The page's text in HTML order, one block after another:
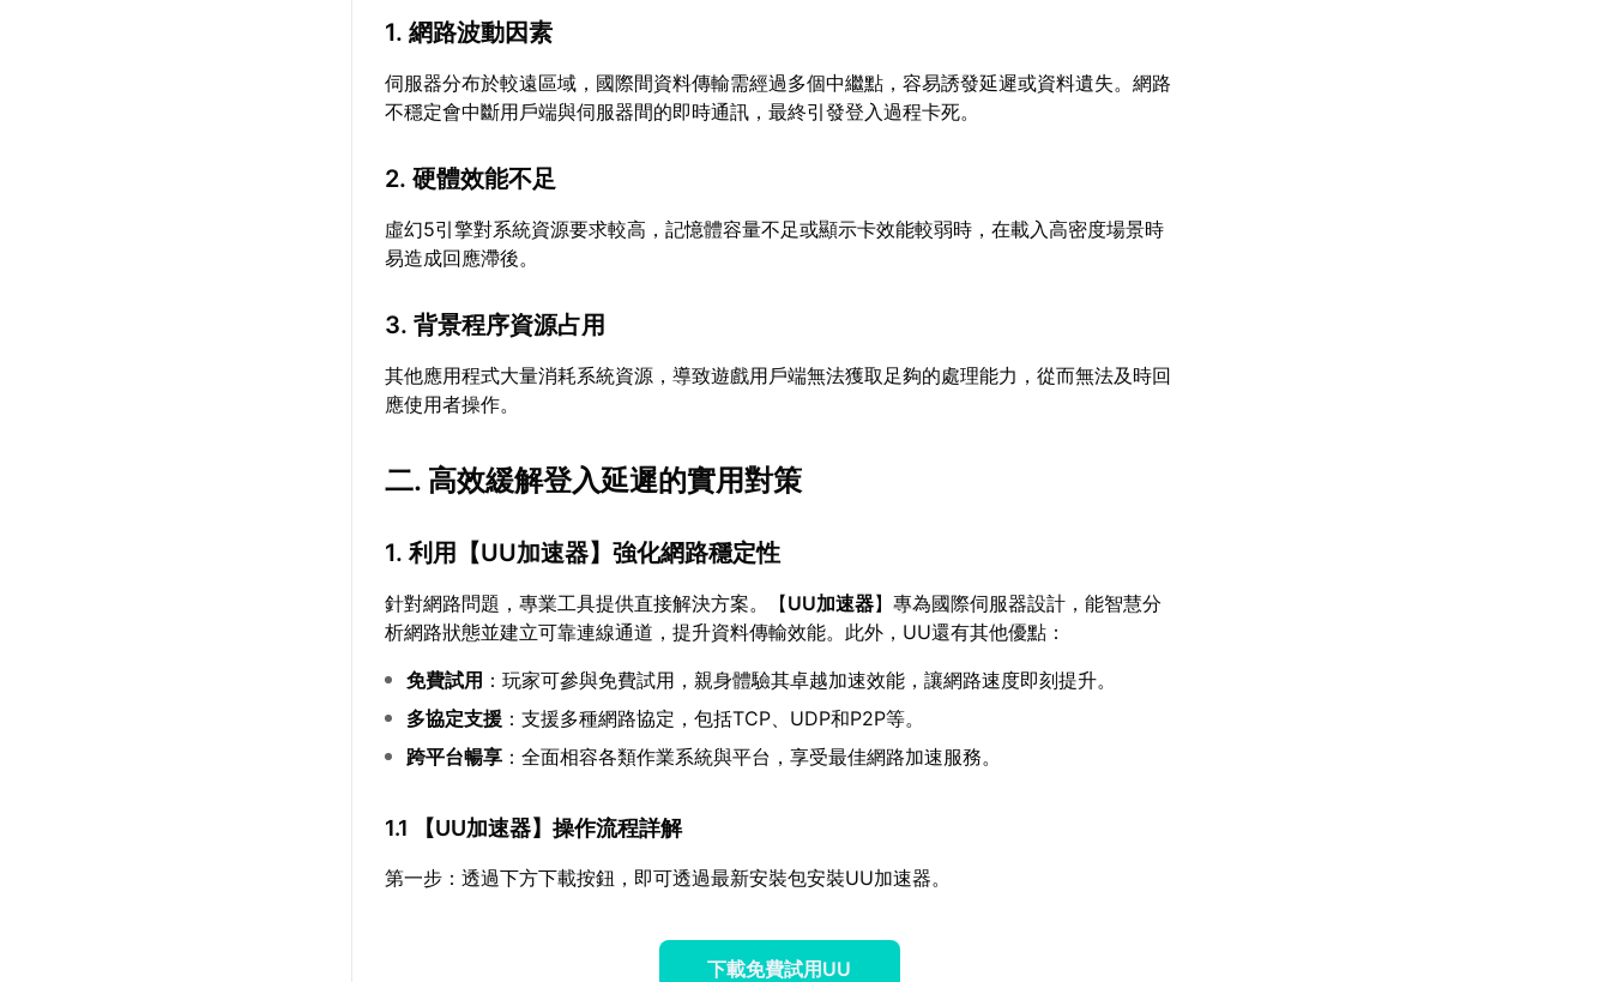
1. 網路波動因素
伺服器分布於較遠區域，國際間資料傳輸需經過多個中繼點，容易誘發延遲或資料遺失。網路
不穩定會中斷用戶端與伺服器間的即時通訊，最終引發登入過程卡死。
2. 硬體效能不足
虛幻5引擎對系統資源要求較高，記憶體容量不足或顯示卡效能較弱時，在載入高密度場景時
易造成回應滯後。
3. 背景程序資源占用
其他應用程式大量消耗系統資源，導致遊戲用戶端無法獲取足夠的處理能力，從而無法及時回
應使用者操作。
二. 高效緩解登入延遲的實用對策
1. 利用【UU加速器】強化網路穩定性
針對網路問題，專業工具提供直接解決方案。【UU加速器】專為國際伺服器設計，能智慧分
析網路狀態並建立可靠連線通道，提升資料傳輸效能。此外，UU還有其他優點：
免費試用 ：玩家可參與免費試用，親身體驗其卓越加速效能，讓網路速度即刻提升。
多協定支援 ：支援多種網路協定，包括TCP、UDP和P2P等。
跨平台暢享 ：全面相容各類作業系統與平台，享受最佳網路加速服務。
1.1 【UU加速器】操作流程詳解
第一步：透過下方下載按鈕，即可透過最新安裝包安裝UU加速器。
下載免費試用UU